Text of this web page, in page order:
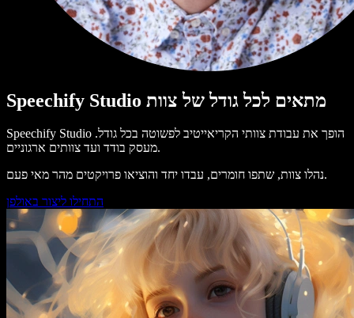
Speechify Studio מתאים לכל גודל של צוות
Speechify Studio הופך את עבודת צוותי הקריאייטיב לפשוטה בכל גודל.
מעסק בודד ועד צוותים ארגוניים.
נהלו צוות, שתפו חומרים, עבדו יחד והוציאו פרויקטים מהר מאי פעם.
התחילו ליצור באולפן